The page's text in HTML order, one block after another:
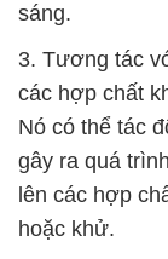
sáng.
3. Tương tác
các hợp chất
Nó có thể tác
gây ra quá
lên các hợp
hoặc khử.